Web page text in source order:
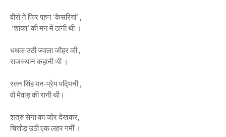
वीरों ने फिर पहन ‘केसरियां’ ,
‘शाका’ की मन में ठानी थी ।
धधक उठी ज्वाला जौहर की ,
राजस्थान कहानी थी ।
रतन सिंह मन-प्रेम पद्मिनी ,
वो मेवाड़ की रानी थी।
शत्रु सेना का जोर देखकर,
चित्तोड़ उठी एक लहर गमीं ।